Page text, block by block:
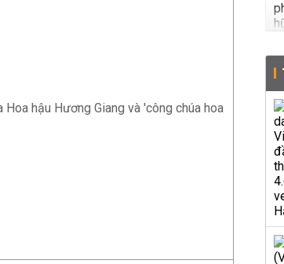
hậu Hương Giang và 'công chúa hoa